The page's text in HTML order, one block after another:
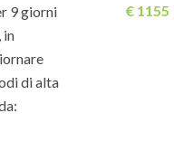
A pagamento, cassetta di
camere
con servizio a buffet e
Margò in mezza
9 giorni
in
di alta
€ 1155